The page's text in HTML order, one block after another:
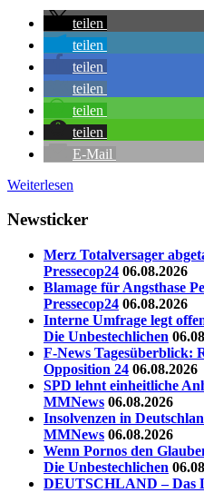
teilen
teilen
teilen
teilen
teilen
teilen
E-Mail
Weiterlesen
Newsticker
Merz Totalversager
Pressecop24 06.08.2026
Blamage für Angsthase
Pressecop24 06.08.2026
Interne Umfrage legt
Die Unbestechlichen
F-News Tagesüberblick:
Opposition 24 06.08.2026
SPD lehnt einheitliche
MMNews 06.08.2026
Insolvenzen in
MMNews 06.08.2026
Wenn Pornos den
Die Unbestechlichen
DEUTSCHLAND – Das